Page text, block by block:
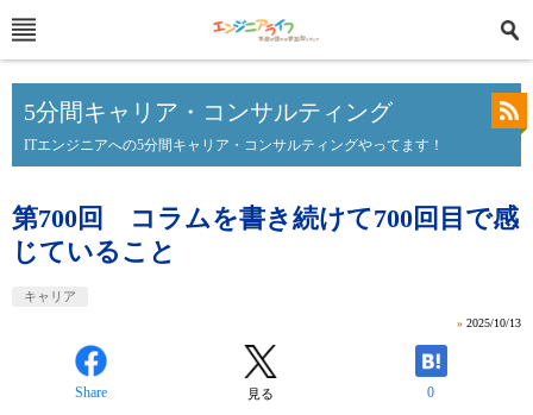
5分間キャリア・コンサルティング
ITエンジニアへの5分間キャリア・コンサルティングやってます！
第700回 コラムを書き続けて700回目で感
じていること
キャリア
» 2025/10/13
Share 見る 0